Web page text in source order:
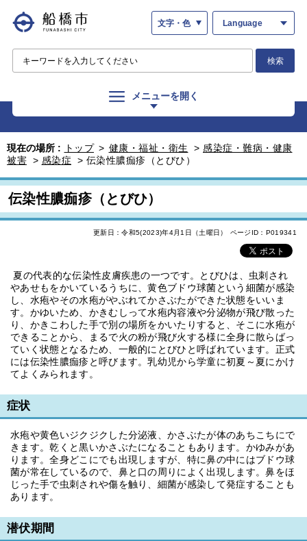
文字・色 Language
検索
メニューを開く
現在の場所 : トップ > 健康・福祉・衛生 > 感染症・難病・健康
被害 > 感染症 > 伝染性膿痂疹（とびひ）
伝染性膿痂疹（とびひ）
更新日：令和5(2023)年4月1日（土曜日） ページID：P019341
夏の代表的な伝染性皮膚疾患の一つです。とびひは、虫刺され
やあせもをかいているうちに、黄色ブドウ球菌という細菌が感染
し、水疱やその水疱がやぶれてかさぶたができた状態をいいま
す。かゆいため、かきむしって水疱内容液や分泌物が飛び散った
り、かきこわした手で別の場所をかいたりすると、そこに水疱が
できることから、まるで火の粉が飛び火する様に全身に散らばっ
ていく状態となるため、一般的にとびひと呼ばれています。正式
には伝染性膿痂疹と呼びます。乳幼児から学童に初夏～夏にかけ
てよくみられます。
症状
水疱や黄色いジクジクした分泌液、かさぶたが体のあちこちにで
きます。乾くと黒いかさぶたになることもあります。かゆみがあ
ります。全身どこにでも出現しますが、特に鼻の中にはブドウ球
菌が常在しているので、鼻と口の周りによく出現します。鼻をほ
じった手で虫刺されや傷を触り、細菌が感染して発症することも
あります。
潜伏期間